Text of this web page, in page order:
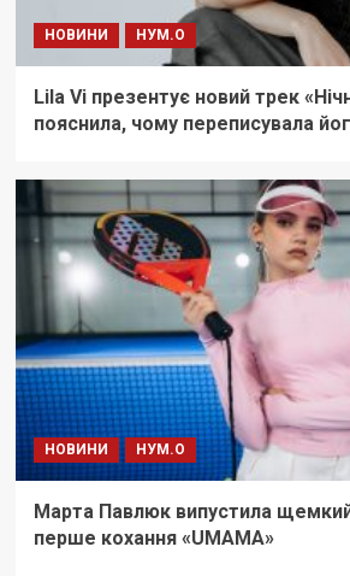
НОВИНИ НУМ.О
Lila Vi презентує новий трек
пояснила, чому переписувала
НОВИНИ НУМ.О
Марта Павлюк випустила
перше кохання «UМАМА»